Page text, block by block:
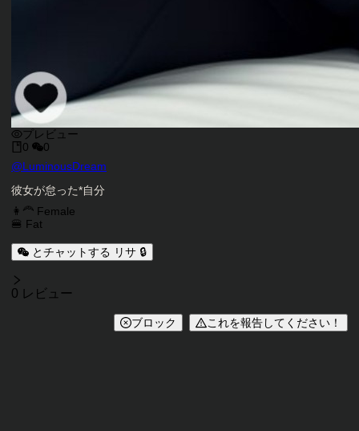
プレビュー
0
0
キャラクタークリエイター
@LuminousDream
キャラクター説明
彼女が怠った*自分
キャラクタータグ
👩‍🦰 Female
🍔 Fat
とチャットする リサ 🔒
レビュー
0 レビュー
ブロック これを報告してください！